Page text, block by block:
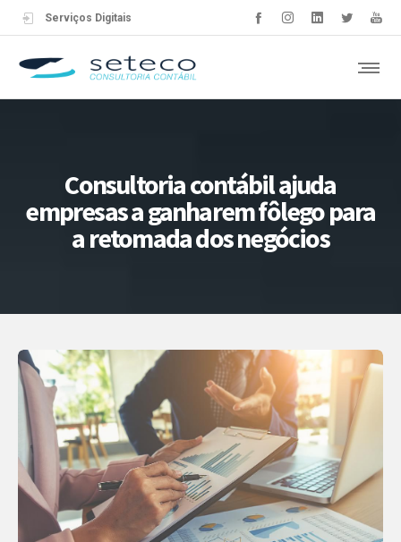
Serviços Digitais
Consultoria contábil ajuda
empresas a ganharem fôlego para
a retomada dos negócios